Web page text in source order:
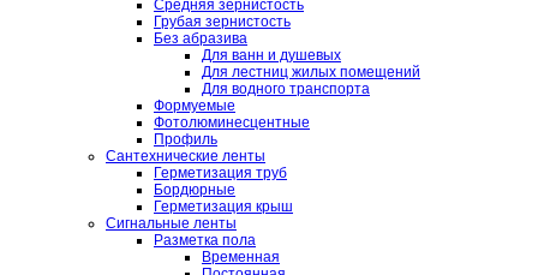
Средняя зернистость
Грубая зернистость
Без абразива
Для ванн и душевых
Для лестниц жилых помещений
Для водного транспорта
Формуемые
Фотолюминесцентные
Профиль
Сантехнические ленты
Герметизация труб
Бордюрные
Герметизация крыш
Сигнальные ленты
Разметка пола
Временная